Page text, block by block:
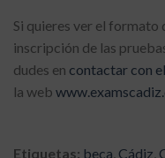
Si quieres ver el formato
inscripción de las
dudes en contactar con
la web
Etiquetas: beca Cádiz